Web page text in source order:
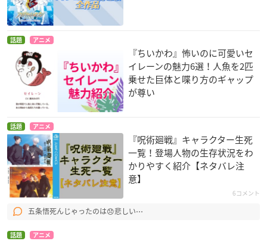
話題 アニメ
『ちいかわ』怖いのに可愛いセ
イレーンの魅力6選！人魚を2匹
乗せた巨体と喋り方のギャップ
が尊い
話題 アニメ
『呪術廻戦』キャラクター生死
一覧！登場人物の生存状況をわ
かりやすく紹介【ネタバレ注
意】
6コメント
五条悟死んじゃったのは😞悲しい⋯
話題 アニメ